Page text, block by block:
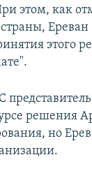
этом, как
Ереван
этого
решения
но